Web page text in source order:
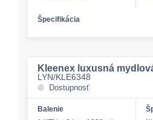
Špecifikácia
Kleenex luxusná
LYN/KLE6348
Dostupnosť
Balenie